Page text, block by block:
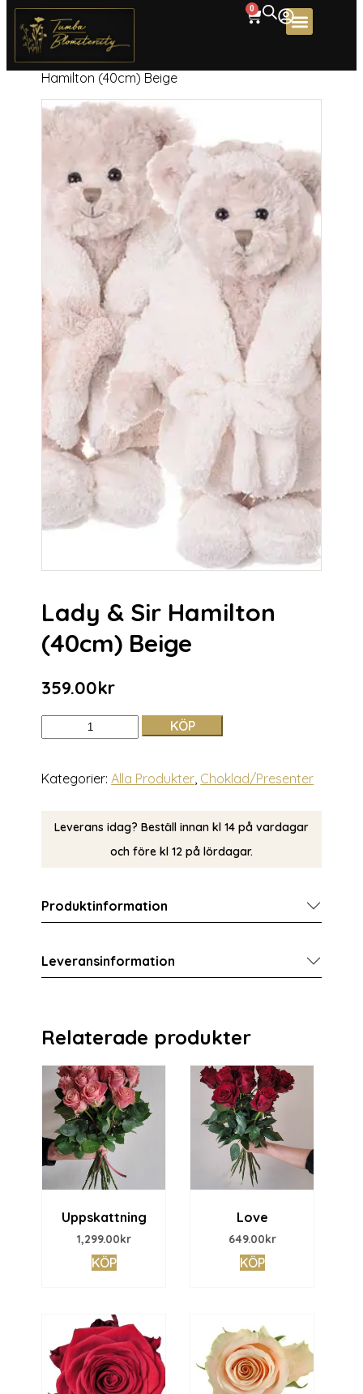
0
Home/Choklad/Presenter
Hamilton (40cm) Beige
Lady & Sir Hamilton
(40cm) Beige
359.00kr
KÖP
Kategorier:Alla Produkter Choklad/Presenter
Leverans idag? Beställ innan kl 14 på vardagar
och före kl 12 på lördagar.
Produktinformation
Leveransinformation
Relaterade produkter
Uppskattning
1,299.00kr
KÖP
Love
649.00kr
KÖP